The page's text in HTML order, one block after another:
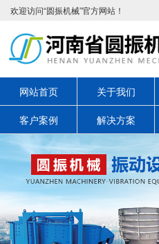
欢迎访问“圆振机械”官方网站！
网站首页 关于我们
客户案例 解决方案